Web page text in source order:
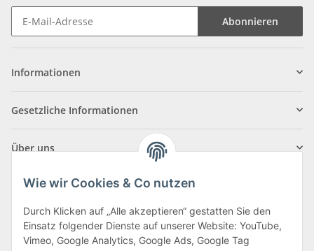
Abonnieren
Informationen
Gesetzliche Informationen
Über uns
Klagenfurter Straße 29
Wie wir Cookies & Co nutzen
Durch Klicken auf „Alle akzeptieren“ gestatten Sie den
Einsatz folgender Dienste auf unserer Website: YouTube,
Vimeo, Google Analytics, Google Ads, Google Tag